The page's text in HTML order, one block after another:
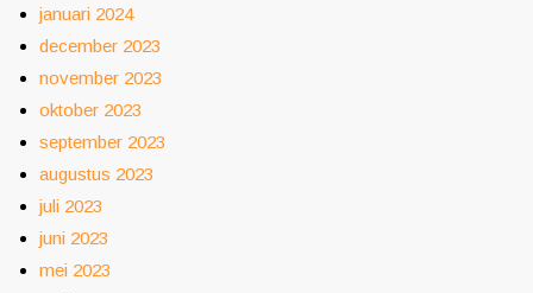
januari 2024
december 2023
november 2023
oktober 2023
september 2023
augustus 2023
juli 2023
juni 2023
mei 2023